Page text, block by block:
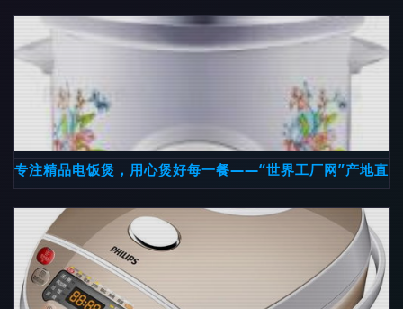
专注精品电饭煲，用心煲好每一餐——“世界工厂网”产地直